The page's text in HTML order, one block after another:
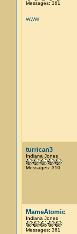
Messages: 361
WWW
turrican3
Indiana Jones
Messages: 310
MameAtomic
Indiana Jones
Messages: 361